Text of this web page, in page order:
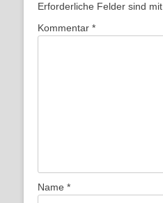
Erforderliche Felder sind mit
Kommentar *
Name *